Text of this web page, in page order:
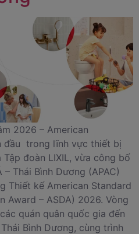
2026 – American
đầu trong lĩnh vực thiết bị
đoàn LIXIL, vừa công bố
Thái Bình Dương (APAC)
Thiết kế American Standard
Award – ASDA) 2026. Vòng
quán quân quốc gia đến
Bình Dương, cùng trình